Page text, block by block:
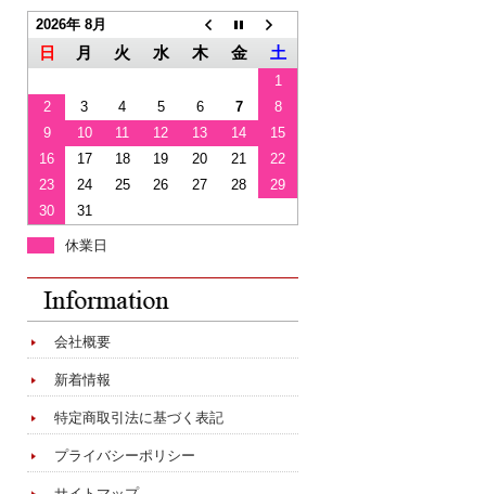
2026年 8月
日 月 火 水 木 金 土
1
2
3 4 5 6 7
8
9
10 11 12 13 14
15
16
17 18 19 20 21
22
23
24 25 26 27 28
29
30
31
休業日
会社概要
新着情報
特定商取引法に基づく表記
プライバシーポリシー